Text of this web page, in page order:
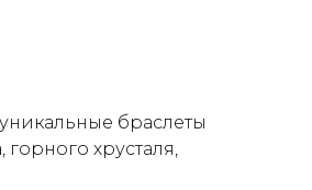
браслеты
хрусталя,